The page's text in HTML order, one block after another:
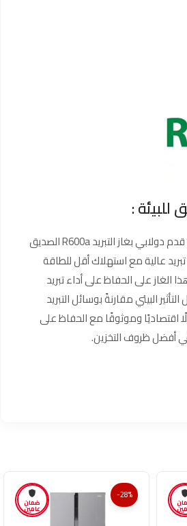
تعمل ثلاجة فالكون 18 قدم دولابي بغاز التبريد R600a الصديق
عالية مع استهلاك أقل للطاقة
الغاز على الحفاظ على أداء تبريد
البيئي مقارنةً بوسائل التبريد
اقتصاديًا وموثوقًا مع الحفاظ على
أفضل ظروف التخزين.
ضمان
عامين
-28%